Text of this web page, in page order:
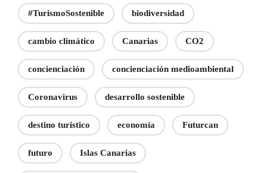
#TurismoSostenible biodiversidad
cambio climático Canarias CO2
concienciación concienciación medioambiental
Coronavirus desarrollo sostenible
destino turistico economía Futurcan
futuro Islas Canarias